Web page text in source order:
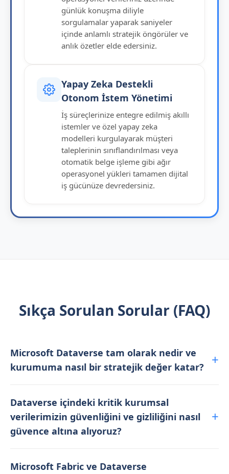
günlük konuşma diliyle
sorgulamalar yaparak saniyeler
içinde anlamlı stratejik öngörüler ve
anlık özetler elde edersiniz.
Yapay Zeka Destekli
Otonom İstem Yönetimi
İş süreçlerinize entegre edilmiş akıllı
istemler ve özel yapay zeka
modelleri kurgulayarak müşteri
taleplerinin sınıflandırılması veya
otomatik belge işleme gibi ağır
operasyonel yükleri tamamen dijital
iş gücünüze devredersiniz.
Sıkça Sorulan Sorular (FAQ)
Microsoft Dataverse tam olarak nedir ve
kurumuma nasıl bir stratejik değer katar?
Dataverse içindeki kritik kurumsal
verilerimizin güvenliğini ve gizliliğini nasıl
güvence altına alıyoruz?
Microsoft Fabric ve Dataverse